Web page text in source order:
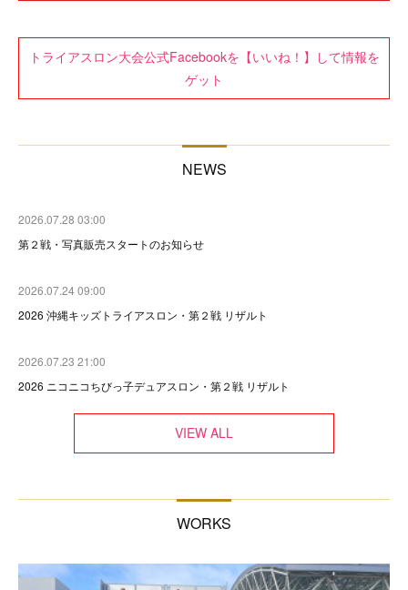
トライアスロン大会公式Facebookを【いいね！】して情報を
ゲット
NEWS
2026.07.28 03:00
第２戦・写真販売スタートのお知らせ
2026.07.24 09:00
2026 沖縄キッズトライアスロン・第２戦 リザルト
2026.07.23 21:00
2026 ニコニコちびっ子デュアスロン・第２戦 リザルト
VIEW ALL
WORKS